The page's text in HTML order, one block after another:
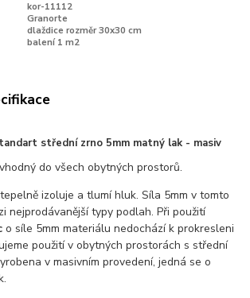
kor-11112
Granorte
dlaždice rozměr 30x30 cm
balení 1 m2
střední zrno 5mm matný lak - masiv
vhodný do všech obytných prostorů.
tepelně izoluje a tlumí hluk. Síla 5mm v tomto
nejprodávanější typy podlah. Při použití
o síle 5mm materiálu nedochází k prokresleni
použití v obytných prostorách s střední
v masivním provedení, jedná se o